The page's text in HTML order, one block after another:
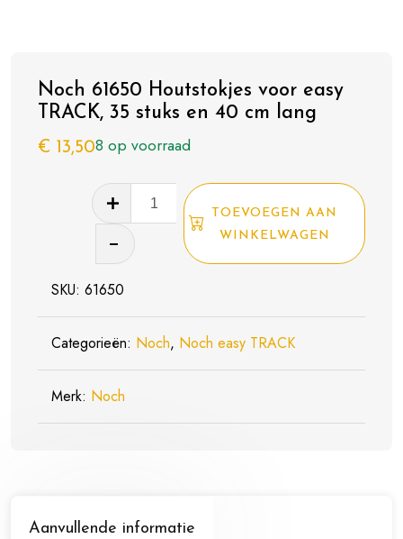
Noch 61650 Houtstokjes voor easy
TRACK, 35 stuks en 40 cm lang
€ 13,508 op voorraad
Noch
61650
Houtstokjes
TRACK,
35
stuks
40
TOEVOEGEN AAN
WINKELWAGEN
SKU: 61650
Categorieën: Noch, Noch easy TRACK
Merk: Noch
Aanvullende informatie